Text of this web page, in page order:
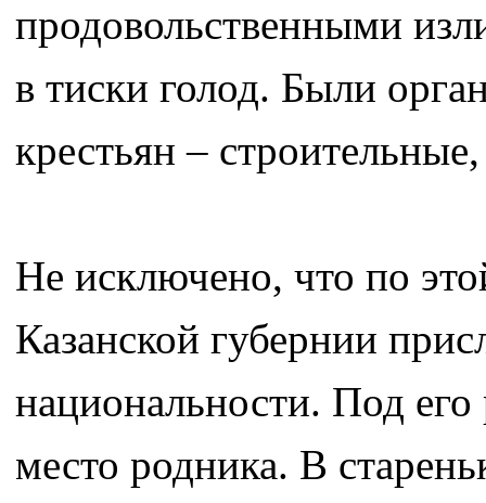
продовольственными
в тиски голод. Были
крестьян –
Не исключено, что по
Казанской губернии
национальности. Под
место родника. В